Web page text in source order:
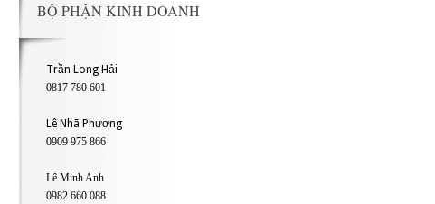
BỘ PHẬN KINH DOANH
Trần Long Hải
0817 780 601
Lê Nhã Phương
0909 975 866
Lê Minh Anh
0982 660 088